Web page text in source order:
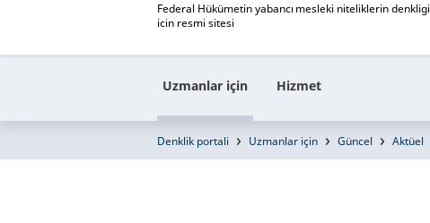
Federal Hükümetin yabancı mesleki niteliklerin denkligi
icin resmi sitesi
Uzmanlar için Hizmet
Denklik portali Uzmanlar için Güncel Aktüel